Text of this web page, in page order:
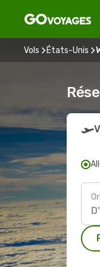
Vols États-Unis